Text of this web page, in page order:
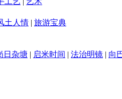
土人情 | 旅游宝典
日杂塘 | 启米时间 | 法治明镜 | 向